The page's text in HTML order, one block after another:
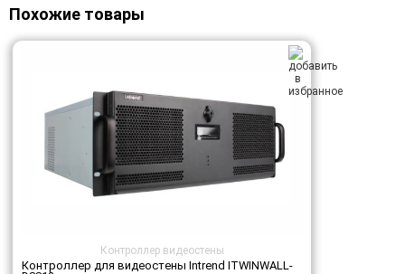
Похожие товары
Контроллер видеостены
Контроллер для видеостены Intrend ITWINWALL-